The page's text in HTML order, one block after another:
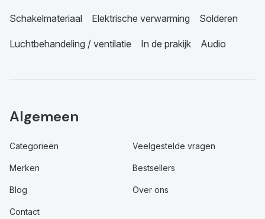
Schakelmateriaal Elektrische verwarming Solderen
Luchtbehandeling / ventilatie In de prakijk Audio
Algemeen
Categorieën Veelgestelde vragen
Merken Bestsellers
Blog Over ons
Contact